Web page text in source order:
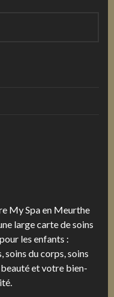
My Spa en Meurthe
large carte de soins
les enfants :
soins du corps, soins
et votre bien-